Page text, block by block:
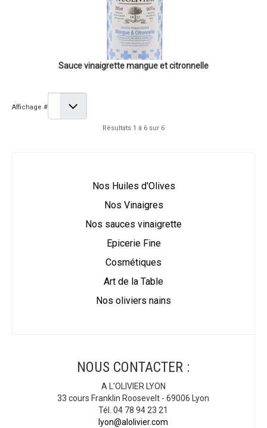
Sauce vinaigrette mangue et citronnelle
Affichage #
Résultats 1 à 6 sur 6
Nos Huiles d'Olives
Nos Vinaigres
Nos sauces vinaigrette
Epicerie Fine
Cosmétiques
Art de la Table
Nos oliviers nains
NOUS CONTACTER :
A L'OLIVIER LYON
33 cours Franklin Roosevelt - 69006 Lyon
Tél. 04 78 94 23 21
lyon@alolivier.com